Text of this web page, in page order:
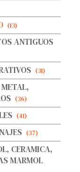
(13)
ANTIGUOS
(31)
(36)
(41)
(37)
CERAMICA,
MARMOL